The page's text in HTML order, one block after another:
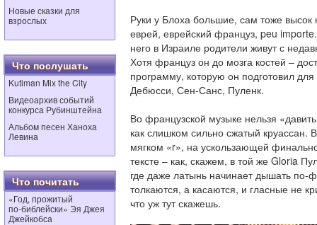
Новые сказки для
взрослых
Что послушать
Kutiman Mix the City
Видеоархив событий
конкурса Рубинштейна
Альбом песен Ханоха
Левина
Что почитать
«Год, прожитый
по‑библейски» Эя Джея
Джейкобса
Руки у Блоха большие, сам тоже
еврей, еврейский француз, peu
него в Израиле родители живут с
Хотя француз он до мозга костей –
программу, которую он подготовил
Дебюсси, Сен-Санс, Пуленк.
Во французской музыке нельзя
как слишком сильно сжатый круассан.
мягком «r», на ускользающей
тексте – как, скажем, в той же Gloria
где даже латынь начинает дышать по-
толкаются, а касаются, и гласные не
что уж тут скажешь.